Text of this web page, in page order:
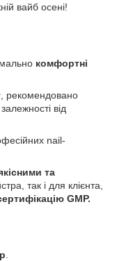
вайб осені!
комфортні
, рекомендовано
від
nail-
та
так і для клієнта,
GMP.